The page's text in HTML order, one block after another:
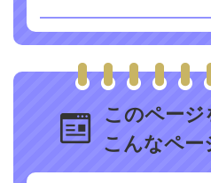
このページ
こんなペー